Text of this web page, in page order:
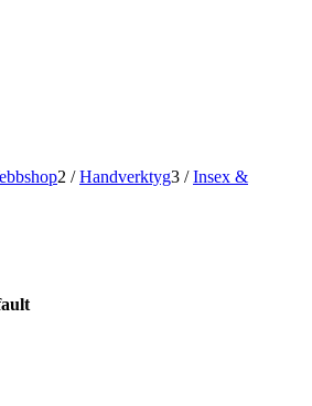
2 / Handverktyg3 / Insex &